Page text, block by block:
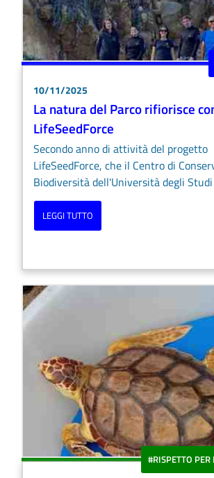
10/11/2025
La natura del Parco rifiorisce
LifeSeedForce
Secondo anno di attività del progetto
LifeSeedForce, che il Centro di
Biodiversità dell'Università degli Studi
LEGGI TUTTO
#RISPETTO